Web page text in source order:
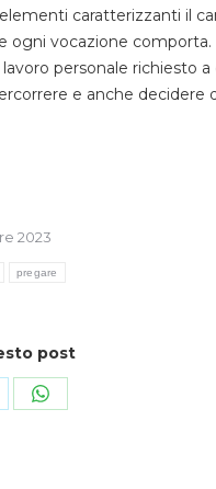
caratterizzanti il
ogni vocazione
personale richiesto
e anche decidere
2023
pregare
post
Condividi